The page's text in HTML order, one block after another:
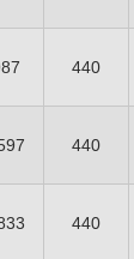
440
440
440